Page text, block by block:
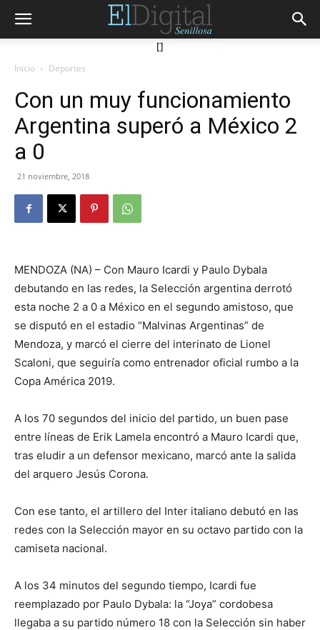
[]
Inicio Deportes
Con un muy funcionamiento
Argentina superó a México 2
a 0
21 noviembre, 2018
MENDOZA (NA) – Con Mauro Icardi y Paulo Dybala
debutando en las redes, la Selección argentina derrotó
esta noche 2 a 0 a México en el segundo amistoso, que
se disputó en el estadio “Malvinas Argentinas” de
Mendoza, y marcó el cierre del interinato de Lionel
Scaloni, que seguiría como entrenador oficial rumbo a la
Copa América 2019.
A los 70 segundos del inicio del partido, un buen pase
entre líneas de Erik Lamela encontró a Mauro Icardi que,
tras eludir a un defensor mexicano, marcó ante la salida
del arquero Jesús Corona.
Con ese tanto, el artillero del Inter italiano debutó en las
redes con la Selección mayor en su octavo partido con la
camiseta nacional.
A los 34 minutos del segundo tiempo, Icardi fue
reemplazado por Paulo Dybala: la “Joya” cordobesa
llegaba a su partido número 18 con la Selección sin haber